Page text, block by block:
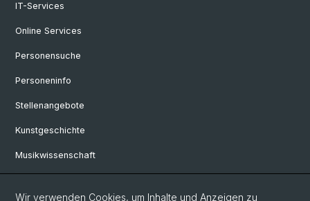
IT-Services
Online Services
Personensuche
Personeninfo
Stellenangebote
Kunstgeschichte
Musikwissenschaft
Wir verwenden Cookies, um Inhalte und Anzeigen zu